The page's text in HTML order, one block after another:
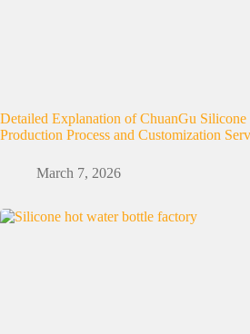
Detailed Explanation of ChuanGu
Production Process and Customization
March 7, 2026